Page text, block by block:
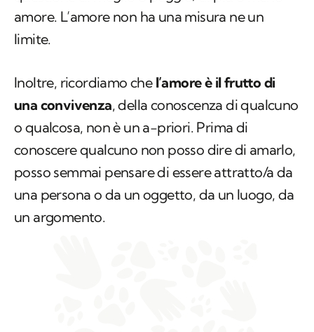
Inoltre, ricordiamo che l’amore è il frutto di
una convivenza
conoscere qualcuno non posso dire di amarlo,
posso semmai pensare di essere attratto/a da
una persona o da un oggetto, da un luogo, da
un argomento.